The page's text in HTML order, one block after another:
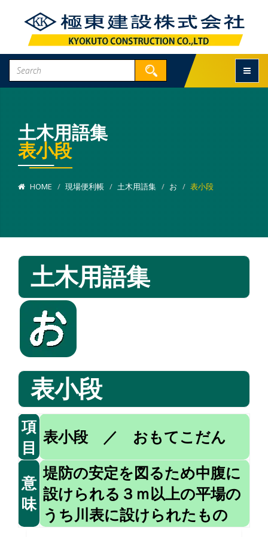
土木用語集
表小段
HOME 現場便利帳 土木用語集 お 表小段
土木用語集
表小段
項
目
表小段 ／ おもてこだん
意
味
堤防の安定を図るため中腹に
設けられる３ｍ以上の平場の
うち川表に設けられたもの